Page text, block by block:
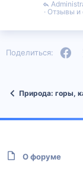
Отзывы и
Поделиться:
Природа: горы,
О форуме